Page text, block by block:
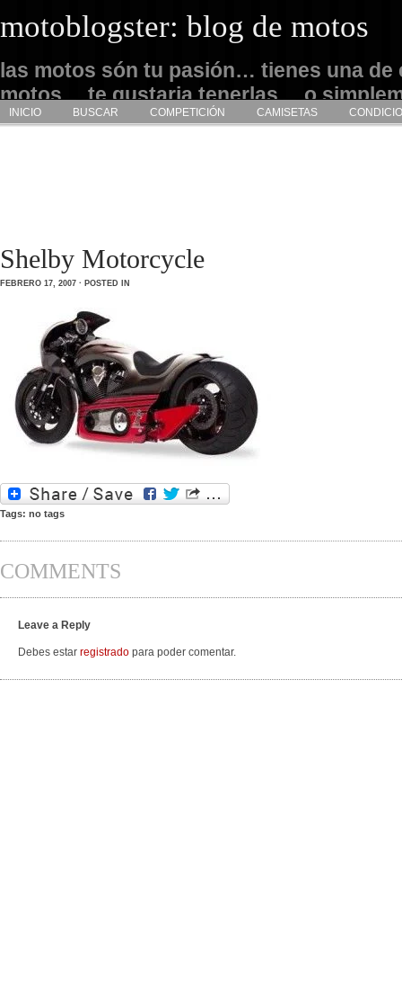
motoblogster: blog de motos
las motos són tu pasión… tienes una de
motos… te gustaria tenerlas… o
admirarlas… este es tu sitio
INICIO BUSCAR COMPETICIÓN CAMISETAS
Shelby Motorcycle
FEBRERO 17, 2007 · POSTED IN
Tags: no tags
COMMENTS
Leave a Reply
Debes estar registrado para poder comentar.